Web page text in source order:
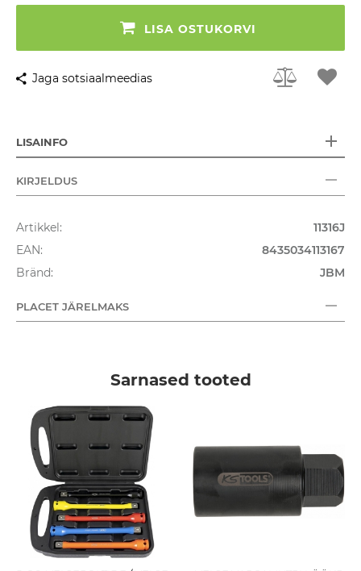
LISA OSTUKORVI
Jaga sotsiaalmeedias
LISAINFO
KIRJELDUS
Artikkel:
11316J
EAN:
8435034113167
Bränd:
JBM
PLACET JÄRELMAKS
Sarnased tooted